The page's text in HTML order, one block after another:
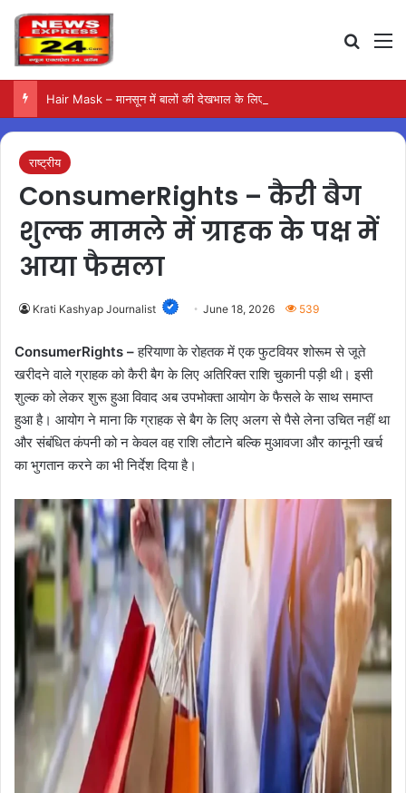
Hair Mask – मानसून में बालों की देखभाल के लिए आजमाएं अंडे का मास्क
राष्ट्रीय
ConsumerRights – कैरी बैग
शुल्क मामले में ग्राहक के पक्ष में
आया फैसला
Krati Kashyap Journalist June 18, 2026 539
ConsumerRights –हरियाणा के रोहतक में एक फुटवियर शोरूम से जूते
खरीदने वाले ग्राहक को कैरी बैग के लिए अतिरिक्त राशि चुकानी पड़ी थी। इसी
शुल्क को लेकर शुरू हुआ विवाद अब उपभोक्ता आयोग के फैसले के साथ समाप्त
हुआ है। आयोग ने माना कि ग्राहक से बैग के लिए अलग से पैसे लेना उचित नहीं था
और संबंधित कंपनी को न केवल वह राशि लौटाने बल्कि मुआवजा और कानूनी खर्च
का भुगतान करने का भी निर्देश दिया है।